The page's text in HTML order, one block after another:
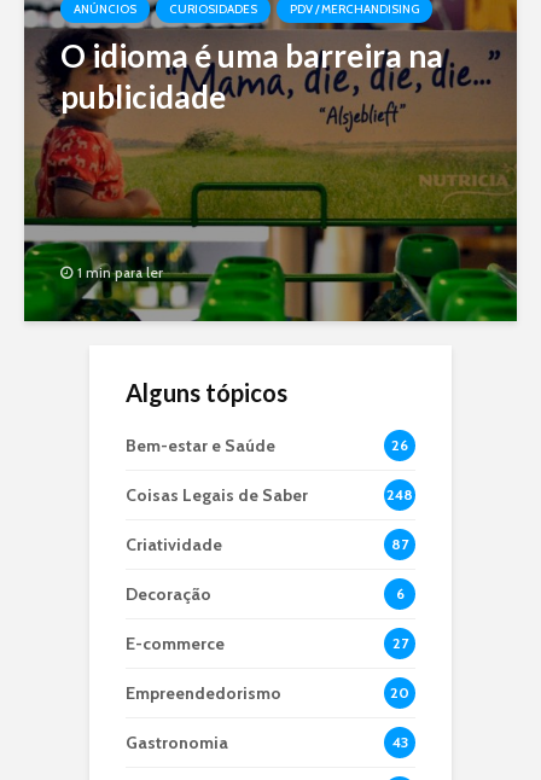
ANÚNCIOS CURIOSIDADES PDV / MERCHANDISING
O idioma é uma barreira na
publicidade
1 min para ler
Alguns tópicos
Bem-estar e Saúde 26
Coisas Legais de Saber 248
Criatividade 87
Decoração 6
E-commerce 27
Empreendedorismo 20
Gastronomia 43